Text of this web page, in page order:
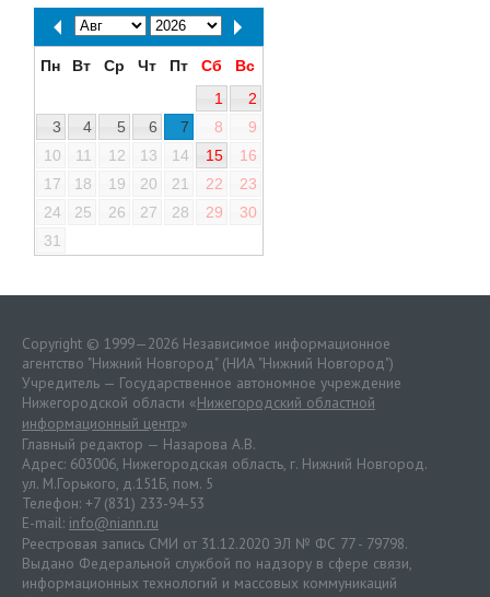
Пн Вт Ср Чт Пт Сб
Вс
1
2
3
4 5 6 7 8
9
10
11 12 13 14 15
16
17
18 19 20 21 22
23
24
25 26 27 28 29
30
31
Copyright © 1999—2026 Независимое информационное
агентство "Нижний Новгород" (НИА "Нижний Новгород")
Учредитель — Государственное автономное учреждение
Нижегородской области «Нижегородский областной
информационный центр»
Главный редактор — Назарова А.В.
Адрес: 603006, Нижегородская область, г. Нижний Новгород.
ул. М.Горького, д.151Б, пом. 5
Телефон: +7 (831) 233-94-53
E-mail: info@niann.ru
Реестровая запись СМИ от 31.12.2020 ЭЛ № ФС 77 - 79798.
Выдано Федеральной службой по надзору в сфере связи,
информационных технологий и массовых коммуникаций